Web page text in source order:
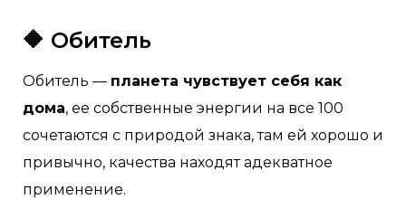
🔶 Обитель
Обитель — планета чувствует себя как
дома, ее собственные энергии на все 100
сочетаются с природой знака, там ей хорошо и
привычно, качества находят адекватное
применение.